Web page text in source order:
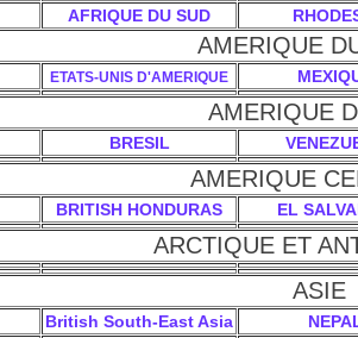
AFRIQUE DU SUD
AMERIQUE
ETATS-UNIS D'AMERIQUE
AMERIQUE
BRESIL
AMERIQUE
BRITISH HONDURAS EL
ARCTIQUE ET
ASIE
British South-East Asia